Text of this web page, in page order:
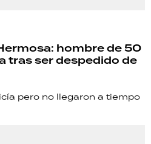
hombre de 50
tras ser despedido de
pero no llegaron a tiempo